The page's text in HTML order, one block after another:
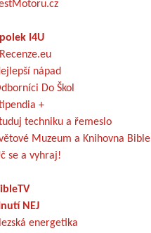
I4U
nápad
Do Škol
+
techniku a řemeslo
Muzeum a Knihovna Bible
se a vyhraj!
NEJ
energetika